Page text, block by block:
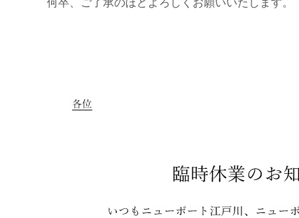
何卒、ご了承のほどよろしくお願いいたします。